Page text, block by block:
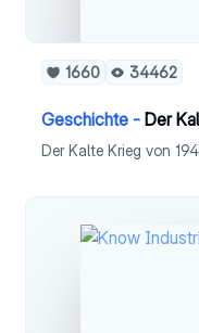
1660 34462
Geschichte - Der